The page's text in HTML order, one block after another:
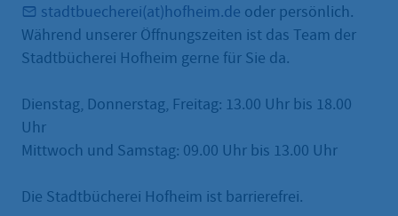
stadtbuecherei(at)hofheim.de oder persönlich.
Während unserer Öffnungszeiten ist das Team der
Stadtbücherei Hofheim gerne für Sie da.
Dienstag, Donnerstag, Freitag: 13.00 Uhr bis 18.00
Uhr
Mittwoch und Samstag: 09.00 Uhr bis 13.00 Uhr
Die Stadtbücherei Hofheim ist barrierefrei.